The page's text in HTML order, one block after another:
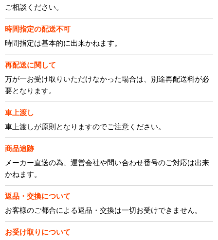
ご相談ください。
時間指定の配送不可
時間指定は基本的に出来かねます。
再配送に関して
万が一お受け取りいただけなかった場合は、別途再配送料が必
要となります。
車上渡し
車上渡しが原則となりますのでご注意ください。
商品追跡
メーカー直送の為、運営会社や問い合わせ番号のご対応は出来
かねます。
返品・交換について
お客様のご都合による返品・交換は一切お受けできません。
お受け取りについて